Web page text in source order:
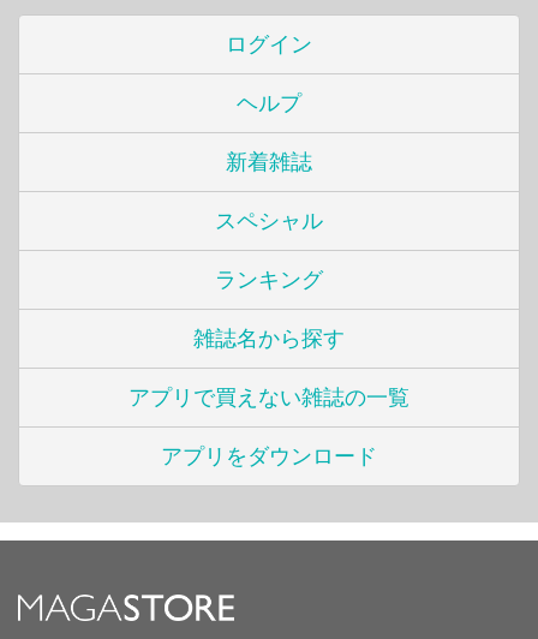
ログイン
ヘルプ
新着雑誌
スペシャル
ランキング
雑誌名から探す
アプリで買えない雑誌の一覧
アプリをダウンロード